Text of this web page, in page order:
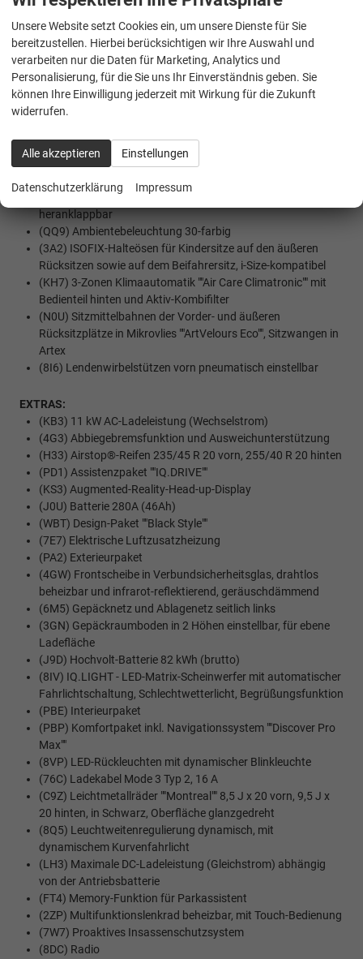
Interaktionsairbag vorn
(1N3) Servolenkung elektromechanisch,
geschwindigkeitsabhängig geregelt
(8J5) Notbremsassistent ""Front Assist"" mit Fußgänger- und
Radfahrererkennung
(NZ4) Notruf Service
(8N6) Regensensor
INNENAUSSTATTUNG UND KOMFORT:
(3T2) 3 Kopfstützen hinten
(6XQ) Außenspiegel elektr. einstell-/ heizbar und
heranklappbar
(QQ9) Ambientebeleuchtung 30-farbig
(3A2) ISOFIX-Halteösen für Kindersitze auf den äußeren
Rücksitzen sowie auf dem Beifahrersitz, i-Size-kompatibel
(KH7) 3-Zonen Klimaautomatik ""Air Care Climatronic"" mit
Bedienteil hinten und Aktiv-Kombifilter
(N0U) Sitzmittelbahnen der Vorder- und äußeren
Rücksitzplätze in Mikrovlies ""ArtVelours Eco"", Sitzwangen in
Artex
(8I6) Lendenwirbelstützen vorn pneumatisch einstellbar
EXTRAS:
(KB3) 11 kW AC-Ladeleistung (Wechselstrom)
(4G3) Abbiegebremsfunktion und Ausweichunterstützung
(H33) Airstop®-Reifen 235/45 R 20 vorn, 255/40 R 20 hinten
(PD1) Assistenzpaket ""IQ.DRIVE""
(KS3) Augmented-Reality-Head-up-Display
(J0U) Batterie 280A (46Ah)
(WBT) Design-Paket ""Black Style""
(7E7) Elektrische Luftzusatzheizung
(PA2) Exterieurpaket
(4GW) Frontscheibe in Verbundsicherheitsglas, drahtlos
beheizbar und infrarot-reflektierend, geräuschdämmend
(6M5) Gepäcknetz und Ablagenetz seitlich links
(3GN) Gepäckraumboden in 2 Höhen einstellbar, für ebene
Ladefläche
(J9D) Hochvolt-Batterie 82 kWh (brutto)
(8IV) IQ.LIGHT - LED-Matrix-Scheinwerfer mit automatischer
Fahrlichtschaltung, Schlechtwetterlicht, Begrüßungsfunktion
(PBE) Interieurpaket
(PBP) Komfortpaket inkl. Navigationssystem ""Discover Pro
Max""
(8VP) LED-Rückleuchten mit dynamischer Blinkleuchte
(76C) Ladekabel Mode 3 Typ 2, 16 A
(C9Z) Leichtmetallräder ""Montreal"" 8,5 J x 20 vorn, 9,5 J x
20 hinten, in Schwarz, Oberfläche glanzgedreht
(8Q5) Leuchtweitenregulierung dynamisch, mit
dynamischem Kurvenfahrlicht
(LH3) Maximale DC-Ladeleistung (Gleichstrom) abhängig
von der Antriebsbatterie
(FT4) Memory-Funktion für Parkassistent
(2ZP) Multifunktionslenkrad beheizbar, mit Touch-Bedienung
(7W7) Proaktives Insassenschutzsystem
(8DC) Radio
Unsere Website setzt Cookies ein, um unsere Dienste für Sie
bereitzustellen. Hierbei berücksichtigen wir Ihre Auswahl und
verarbeiten nur die Daten für Marketing, Analytics und
Personalisierung, für die Sie uns Ihr Einverständnis geben. Sie
können Ihre Einwilligung jederzeit mit Wirkung für die Zukunft
widerrufen.
Alle akzeptieren Einstellungen
Datenschutzerklärung Impressum